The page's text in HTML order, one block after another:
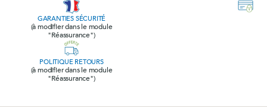
GARANTIES SÉCURITÉ
(à modifier dans le module
"Réassurance")
POLITIQUE RETOURS
(à modifier dans le module
"Réassurance")